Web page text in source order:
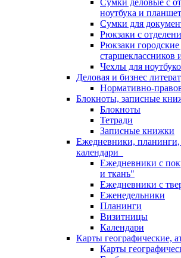
Сумки деловые с
ноутбука и
Сумки для
Рюкзаки с
Рюкзаки городские
старшеклассников
Чехлы для
Деловая и бизнес
Нормативно-
Блокноты, записные
Блокноты
Тетради
Записные книжки
Ежедневники, планинги,
календари
Ежедневники с
и ткань"
Ежедневники с
Еженедельники
Планинги
Визитницы
Календари
Карты географические,
Карты